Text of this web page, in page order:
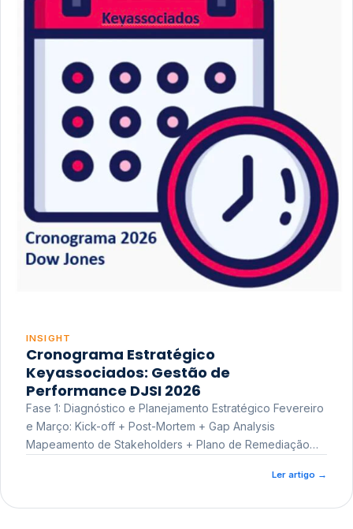
INSIGHT
Cronograma Estratégico
Keyassociados: Gestão de
Performance DJSI 2026
Fase 1: Diagnóstico e Planejamento Estratégico Fevereiro
e Março: Kick-off + Post-Mortem + Gap Analysis
Mapeamento de Stakeholders + Plano de Remediação
Ler artigo →